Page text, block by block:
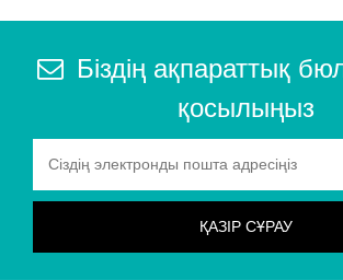
Біздің ақпараттық
қосылыңыз